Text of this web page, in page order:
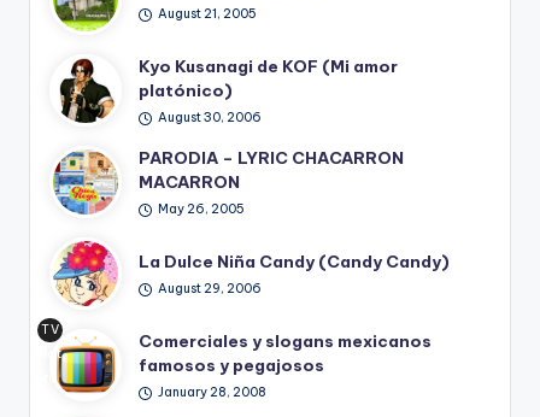
August 21, 2005
Kyo Kusanagi de KOF (Mi amor
platónico)
August 30, 2006
PARODIA – LYRIC CHACARRON
MACARRON
May 26, 2005
La Dulce Niña Candy (Candy Candy)
August 29, 2006
TV
Ret
ro
Comerciales y slogans mexicanos
famosos y pegajosos
January 28, 2008